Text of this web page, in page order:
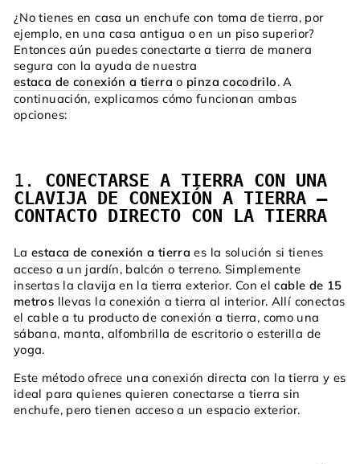
¿No tienes en casa un enchufe con toma de tierra, por
ejemplo, en una casa antigua o en un piso superior?
Entonces aún puedes conectarte a tierra de manera
segura con la ayuda de nuestra
estaca de conexión a tierra o pinza cocodrilo. A
continuación, explicamos cómo funcionan ambas
opciones:
1. CONECTARSE A TIERRA CON UNA
CLAVIJA DE CONEXIÓN A TIERRA –
CONTACTO DIRECTO CON LA TIERRA
Laestaca de conexión a tierra es la solución si tienes
acceso a un jardín, balcón o terreno. Simplemente
insertas la clavija en la tierra exterior. Con elcable de 15
metros llevas la conexión a tierra al interior. Allí conectas
el cable a tu producto de conexión a tierra, como una
sábana, manta, alfombrilla de escritorio o esterilla de
yoga.
Este método ofrece una conexión directa con la tierra y es
ideal para quienes quieren conectarse a tierra sin
enchufe, pero tienen acceso a un espacio exterior.